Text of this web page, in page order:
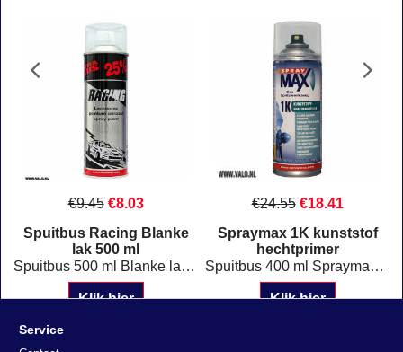
€9.45 €8.03
Spuitbus Racing Blanke
lak 500 ml
Spuitbus 500 ml Blanke lak Glanzend Voor diverse ondergronden
Klik hier
€24.55 €18.41
Spraymax 1K kunststof
hechtprimer
Spuitbus 400 ml Spraymax 1K kunststof hechtprimer Spraymax 680009
Klik hier
Service